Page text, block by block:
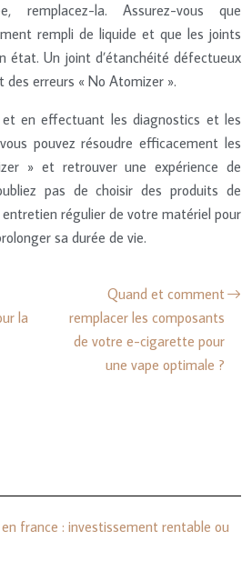
remplacez-la. Assurez-vous que
rempli de liquide et que les joints
état. Un joint d’étanchéité défectueux
erreurs « No Atomizer ».
et en effectuant les diagnostics et les
pouvez résoudre efficacement les
» et retrouver une expérience de
pas de choisir des produits de
régulier de votre matériel pour
sa durée de vie.
la
Quand et comment
remplacer les composants
de votre e-cigarette pour
une vape optimale ?
france : investissement rentable ou